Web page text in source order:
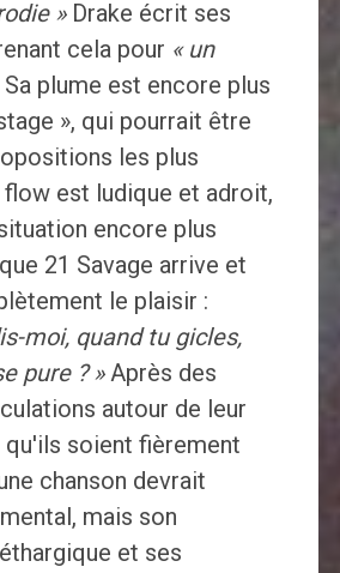
»Drake écrit ses
cela pour « un
Sa plume est encore plus
», qui pourrait être
les plus
est ludique et adroit,
encore plus
21 Savage arrive et
le plaisir :
moi, quand tu gicles,
pure ? »Après des
autour de leur
soient fièrement
chanson devrait
mais son
et ses